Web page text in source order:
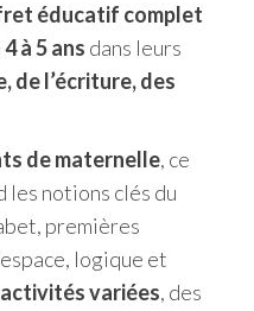
éducatif complet
4 à 5 ans dans leurs
de l’écriture, des
de maternelle, ce
les notions clés du
premières
logique et
activités variées, des